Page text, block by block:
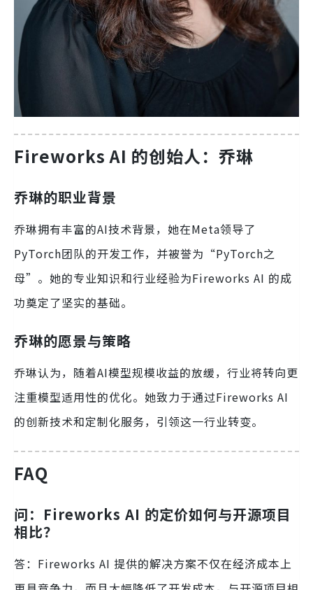
Fireworks AI 的创始人：乔琳
乔琳的职业背景
乔琳拥有丰富的AI技术背景，她在Meta领导了
PyTorch团队的开发工作，并被誉为“PyTorch之
母”。她的专业知识和行业经验为Fireworks AI 的成
功奠定了坚实的基础。
乔琳的愿景与策略
乔琳认为，随着AI模型规模收益的放缓，行业将转向更
注重模型适用性的优化。她致力于通过Fireworks AI
的创新技术和定制化服务，引领这一行业转变。
FAQ
问：Fireworks AI 的定价如何与开源项目
相比？
答：Fireworks AI 提供的解决方案不仅在经济成本上